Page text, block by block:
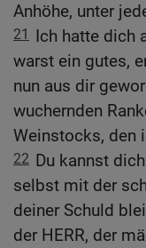
Anhöhe, unter
21 Ich hatte dich
warst ein gutes,
nun aus dir
wuchernden
Weinstocks, den
22 Du kannst
selbst mit der
deiner Schuld
der HERR, der